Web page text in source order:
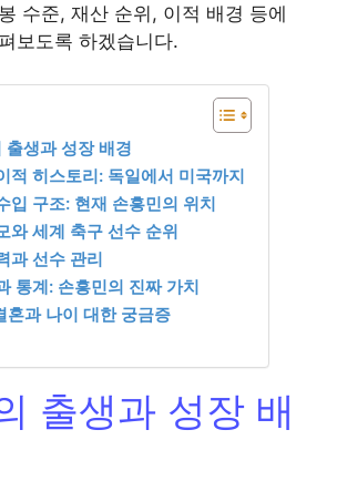
수준, 재산 순위, 이적 배경 등에
보도록 하겠습니다.
출생과 성장 배경
적 히스토리: 독일에서 미국까지
입 구조: 현재 손흥민의 위치
와 세계 축구 선수 순위
과 선수 관리
통계: 손흥민의 진짜 가치
혼과 나이 대한 궁금증
출생과 성장 배